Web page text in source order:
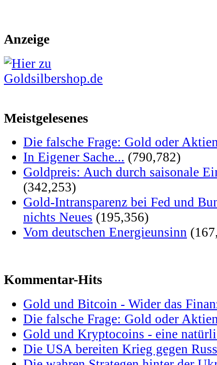
Anzeige
Meistgelesenes
Die falsche Frage: Gold oder
In Eigener Sache... (790,782)
Goldpreis: Auch durch saisonale
(342,253)
Gold-Intransparenz bei Fed und
nichts Neues (195,356)
Vom deutschen Energieunsinn
Kommentar-Hits
Gold und Bitcoin - Wider das
Die falsche Frage: Gold oder
Gold und Kryptocoins - eine
Die USA bereiten Krieg gegen